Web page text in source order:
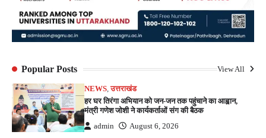
Popular Posts View All
NEWS,उत्तराखंड
हर घर तिरंगा अभियान को जन-जन तक पहुंचाने का आह्वान,
मंत्री गणेश जोशी ने कार्यकर्ताओं संग की बैठक
admin August 6, 2026